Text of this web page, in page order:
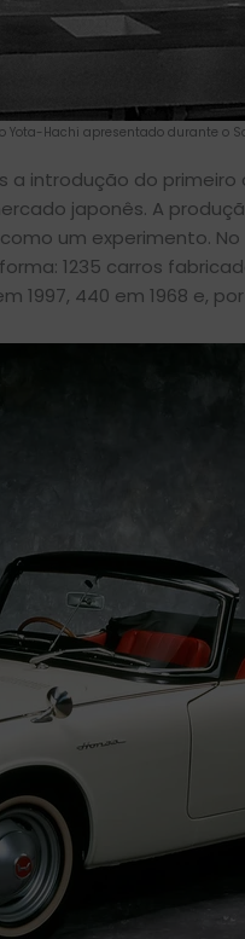
Hachi apresentado durante o
introdução do
japonês. A
um experimento. No
1235 carros
1997, 440 em 1968 e, por